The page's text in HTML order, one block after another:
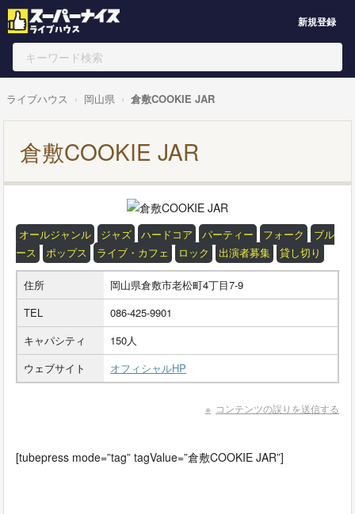
新規登録
ライブハウス 岡山県 倉敷COOKIE JAR
倉敷COOKIE JAR
オールジャンル ジャズ ハードコア パーティー フォーク
ブル
ース
ポップス ライブ・カフェ ロック 出演者募集 貸し切り
住所
岡山県倉敷市老松町4丁目7-9
TEL
086-425-9901
キャパシティ
150人
ウェブサイト
オフィシャルHP
コンテンツの誤りを送信する
[tubepress mode=”tag” tagValue=”倉敷COOKIE JAR”]